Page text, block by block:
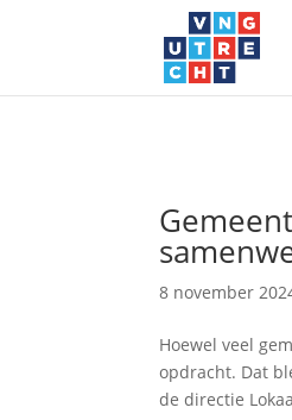
8 november
Hoewel veel
opdracht. Dat
de directie